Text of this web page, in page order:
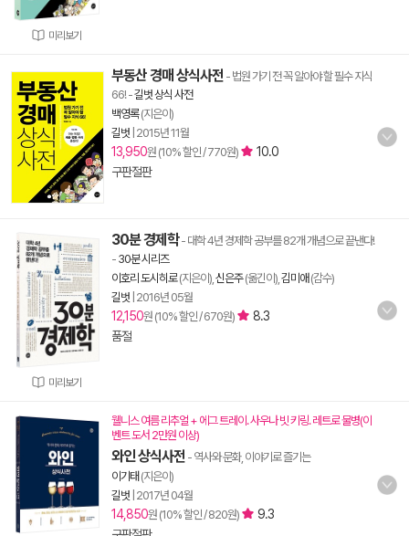
미리보기
부동산 경매 상식사전 - 법원 가기 전 꼭 알아야 할 필수 지식
66!-길벗 상식 사전
백영록(지은이)
길벗 2015년 11월
13,950원 (10% 할인 / 770원)
10.0
구판절판
미리보기
30분 경제학- 대학 4년 경제학 공부를 82개 개념으로 끝낸다!
- 30분 시리즈
이호리 도시히로(지은이), 신은주(옮긴이), 김미애 (감수)
길벗 2016년 05월
12,150원 (10% 할인 / 670원)
8.3
품절
웰니스 여름 리추얼 + 에그 트레이. 사우나 빗 키링. 레트로 물병(이
벤트 도서 2만원 이상)
와인 상식사전 - 역사와 문화, 이야기로 즐기는
이기태 (지은이)
길벗 2017년 04월
14,850원 (10% 할인 / 820원)
9.3